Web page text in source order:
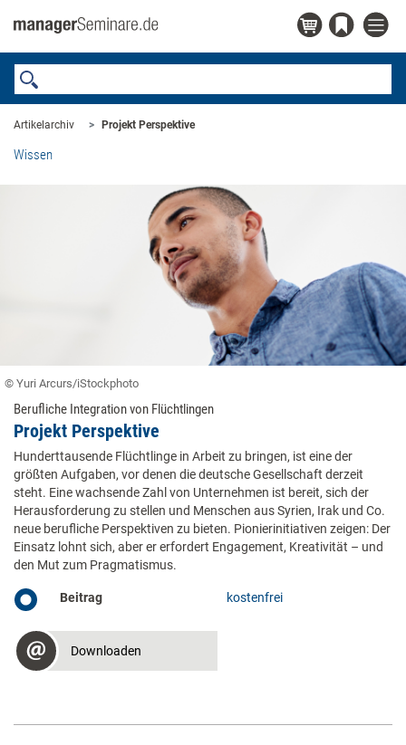
Artikelarchiv Projekt Perspektive
Wissen
© Yuri Arcurs/iStockphoto
Berufliche Integration von Flüchtlingen
Projekt Perspektive
Hunderttausende Flüchtlinge in Arbeit zu bringen, ist eine der
größten Aufgaben, vor denen die deutsche Gesellschaft derzeit
steht. Eine wachsende Zahl von Unternehmen ist bereit, sich der
Herausforderung zu stellen und Menschen aus Syrien, Irak und Co.
neue berufliche Perspektiven zu bieten. Pionierinitiativen zeigen: Der
Einsatz lohnt sich, aber er erfordert Engagement, Kreativität – und
den Mut zum Pragmatismus.
Beitrag kostenfrei
Downloaden